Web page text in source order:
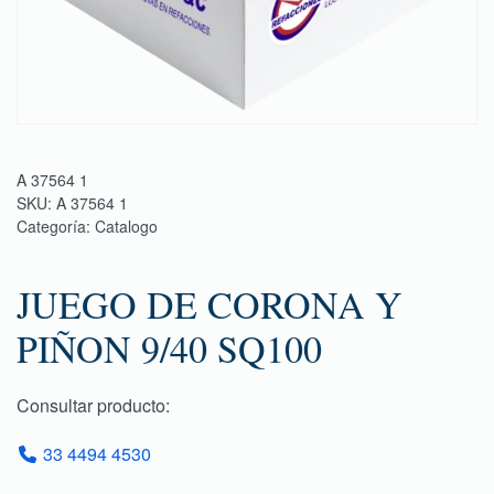
A 37564 1
SKU: A 37564 1
Categoría: Catalogo
JUEGO DE CORONA Y
PIÑON 9/40 SQ100
Consultar producto:
33 4494 4530